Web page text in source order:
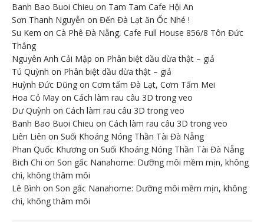
Banh Bao Buoi Chieu on Tam Tam Cafe Hội An
Sơn Thanh Nguyễn on Đến Đà Lạt ăn Ốc Nhé !
Su Kem on Cà Phê Đà Nẵng, Cafe Full House 856/8 Tôn Đức
Thắng
Nguyên Anh Cải Mập on Phân biệt dầu dừa thật – giả
Tú Quỳnh on Phân biệt dầu dừa thật – giả
Huỳnh Đức Dũng on Cơm tấm Đà Lạt, Cơm Tấm Mei
Hoa Cỏ May on Cách làm rau câu 3D trong veo
Dư Quỳnh on Cách làm rau câu 3D trong veo
Banh Bao Buoi Chieu on Cách làm rau câu 3D trong veo
Liên Liên on Suối Khoáng Nóng Thần Tài Đà Nẵng
Phan Quốc Khương on Suối Khoáng Nóng Thần Tài Đà Nẵng
Bich Chi on Son gấc Nanahome: Dưỡng môi mềm mịn, không
chì, không thâm môi
Lê Bình on Son gấc Nanahome: Dưỡng môi mềm mịn, không
chì, không thâm môi